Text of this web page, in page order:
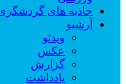
جاذبه های
آرشیو
ویدئو
عکس
گزارش
یادداشت